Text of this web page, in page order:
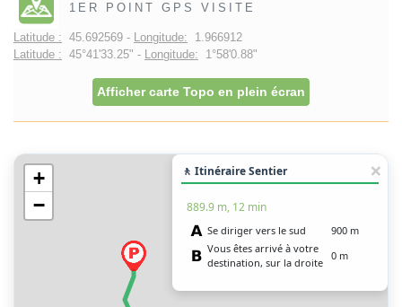
1ER POINT GPS VISITE
Latitude : 45.692569 - Longitude: 1.966912
Latitude : 45°41'33.25" - Longitude: 1°58'0.88"
Afficher carte Topo en plein écran
+
−
🚶 Itinéraire Sentier
889.9 m, 12 min
Se diriger vers le sud
900 m
Vous êtes arrivé à votre
destination, sur la droite
0 m